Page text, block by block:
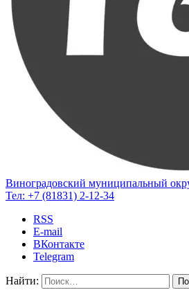
Виноградовский муниципальный
Тел: +7 (81831) 2-12-34
RSS
E-mail
ВКонтакте
Telegram
Найти: